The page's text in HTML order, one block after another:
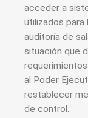
acceder a
utilizados para
auditoría de
situación que
al Poder
restablecer
de control.